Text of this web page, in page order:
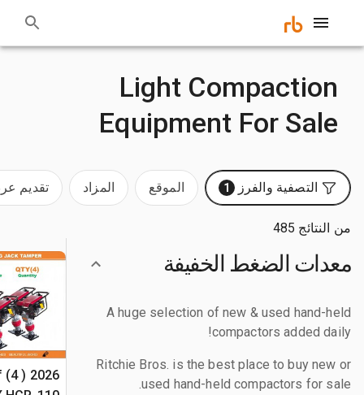
Light Compaction
Equipment For Sale
التصفية والفرز 1 الموقع المزاد تقديم
من النتائج 485
معدات الضغط الخفيفة
A huge selection of new & used hand-held
compactors added daily!
Ritchie Bros. is the best place to buy new or
used hand-held compactors for sale.
(4 ) 2026